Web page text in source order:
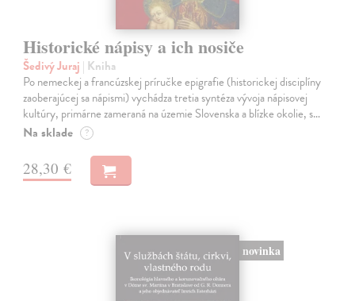
Historické nápisy a ich nosiče
Šedivý Juraj | Kniha
Po nemeckej a francúzskej príručke epigrafie (historickej disciplíny
zaoberajúcej sa nápismi) vychádza tretia syntéza vývoja nápisovej
kultúry, primárne zameraná na územie Slovenska a blízke okolie, s…
Na sklade ?
28,30 €
novinka